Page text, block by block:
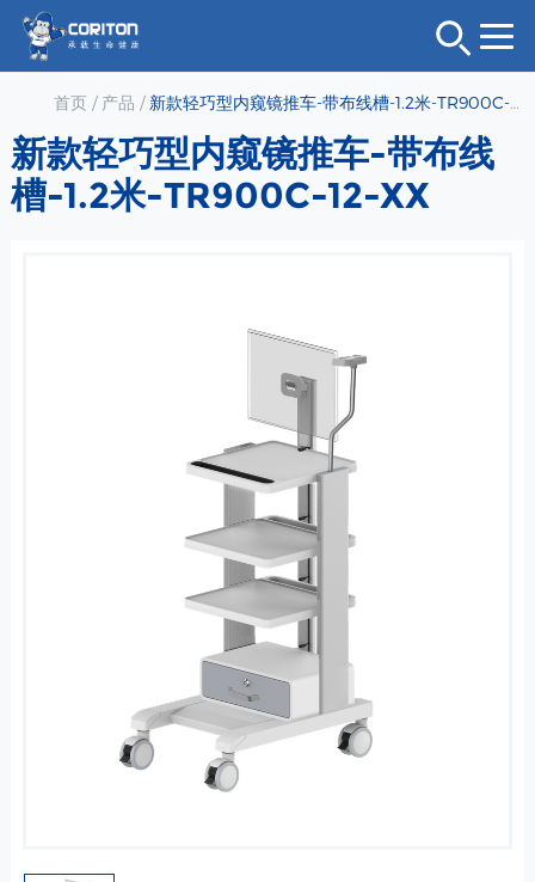
首页/ 产品 / 新款轻巧型内窥镜推车-带布线槽-1.2米-TR900C-12-XX
新款轻巧型内窥镜推车-带布线
槽-1.2米-TR900C-12-XX